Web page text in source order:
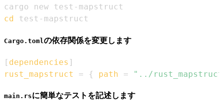
cd
test-mapstruct
Cargo.toml の依存関係を変更します
[ dependencies ]
rust_mapstruct
= { path = "../
main.rsに簡単なテストを記述します